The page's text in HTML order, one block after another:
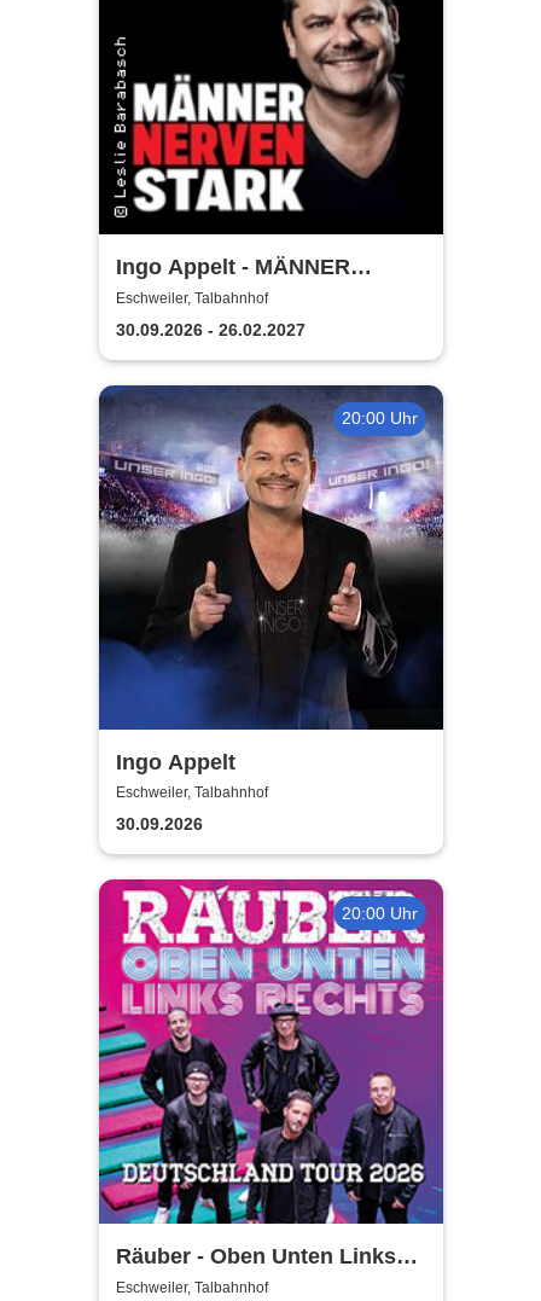
Ingo Appelt - MÄNNER
NERVEN STARK
Eschweiler, Talbahnhof
30.09.2026 - 26.02.2027
20:00 Uhr
Ingo Appelt
Eschweiler, Talbahnhof
30.09.2026
20:00 Uhr
Räuber - Oben Unten Links
Rechts
Eschweiler, Talbahnhof